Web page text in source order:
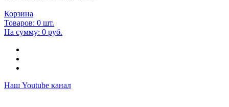
Корзина
Товаров: 0 шт.
На сумму: 0 руб.
Наш Youtube канал